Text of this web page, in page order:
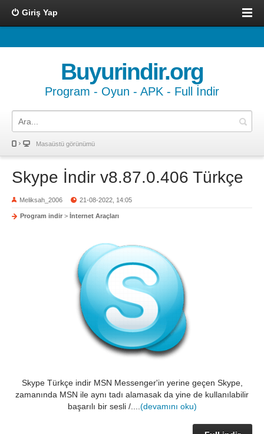
Giriş Yap
Buyurindir.org
Program - Oyun - APK - Full İndir
Masaüstü görünümü
Skype İndir v8.87.0.406 Türkçe
Meliksah_2006 21-08-2022, 14:05
Program indir > İnternet Araçları
Skype Türkçe indir MSN Messenger'in yerine geçen Skype,
zamanında MSN ile aynı tadı alamasak da yine de kullanılabilir
başarılı bir sesli /.... (devamını oku)